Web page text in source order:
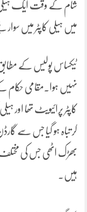
شام کے وقت ایک ہیلی
میں ہیلی کاپٹر میں سوار بچے سمیت
ٹیکساس پولیس کے مطابق
نہیں ہوا۔مقامی حکام
کاپٹر پرائیویٹ تھا اور
کر تباہ ہو گیا جس سے
بھڑک اٹھی جس کی مختلف
ہیں۔